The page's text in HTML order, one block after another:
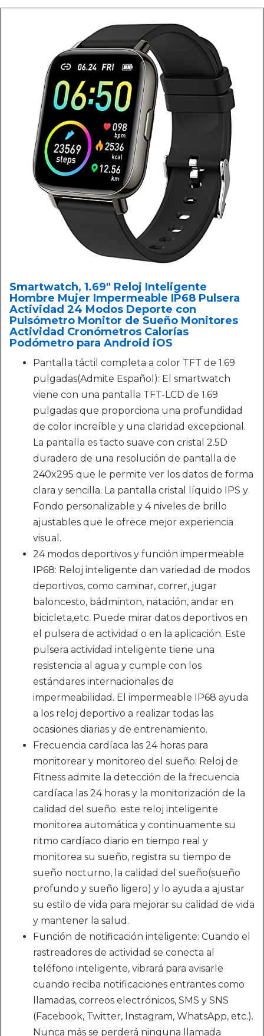
Smartwatch, 1.69" Reloj Inteligente
Hombre Mujer Impermeable IP68 Pulsera
Actividad 24 Modos Deporte con
Pulsómetro Monitor de Sueño Monitores
Actividad Cronómetros Calorías
Podómetro para Android iOS
Pantalla táctil completa a color TFT de 1.69
pulgadas(Admite Español): El smartwatch
viene con una pantalla TFT-LCD de 1.69
pulgadas que proporciona una profundidad
de color increíble y una claridad excepcional.
La pantalla es tacto suave con cristal 2.5D
duradero de una resolución de pantalla de
240x295 que le permite ver los datos de forma
clara y sencilla. La pantalla cristal líquido IPS y
Fondo personalizable y 4 niveles de brillo
ajustables que le ofrece mejor experiencia
visual.
24 modos deportivos y función impermeable
IP68: Reloj inteligente dan variedad de modos
deportivos, como caminar, correr, jugar
baloncesto, bádminton, natación, andar en
bicicleta,etc. Puede mirar datos deportivos en
el pulsera de actividad o en la aplicación. Este
pulsera actividad inteligente tiene una
resistencia al agua y cumple con los
estándares internacionales de
impermeabilidad. El impermeable IP68 ayuda
a los reloj deportivo a realizar todas las
ocasiones diarias y de entrenamiento.
Frecuencia cardíaca las 24 horas para
monitorear y monitoreo del sueño: Reloj de
Fitness admite la detección de la frecuencia
cardíaca las 24 horas y la monitorización de la
calidad del sueño. este reloj inteligente
monitorea automática y continuamente su
ritmo cardíaco diario en tiempo real y
monitorea su sueño, registra su tiempo de
sueño nocturno, la calidad del sueño(sueño
profundo y sueño ligero) y lo ayuda a ajustar
su estilo de vida para mejorar su calidad de vida
y mantener la salud.
Función de notificación inteligente: Cuando el
rastreadores de actividad se conecta al
teléfono inteligente, vibrará para avisarle
cuando reciba notificaciones entrantes como
llamadas, correos electrónicos, SMS y SNS
(Facebook, Twitter, Instagram, WhatsApp, etc.).
Nunca más se perderá ninguna llamada